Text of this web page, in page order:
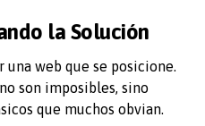
la Solución
una web que se posicione.
son imposibles, sino
que muchos obvian.